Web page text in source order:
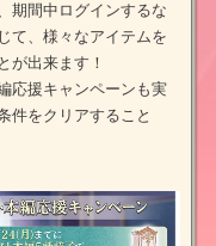
期間中ログインするな
て、様々なアイテムを
が出来ます！
応援キャンペーンも実
件をクリアすること